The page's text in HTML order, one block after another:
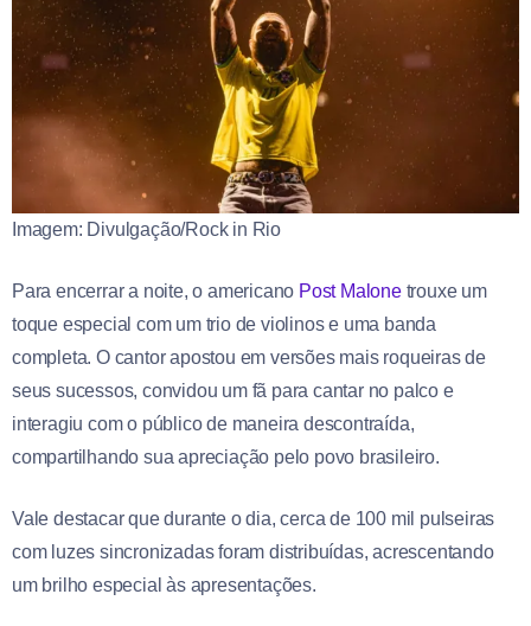
Imagem: Divulgação/Rock in Rio
Para encerrar a noite, o americano Post Malonetrouxe um
toque especial com um trio de violinos e uma banda
completa. O cantor apostou em versões mais roqueiras de
seus sucessos, convidou um fã para cantar no palco e
interagiu com o público de maneira descontraída,
compartilhando sua apreciação pelo povo brasileiro.
Vale destacar que durante o dia, cerca de 100 mil pulseiras
com luzes sincronizadas foram distribuídas, acrescentando
um brilho especial às apresentações.